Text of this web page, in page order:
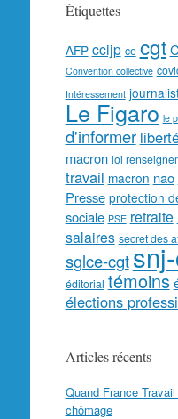
Étiquettes
AFP ccijp ce cgt
Convention collective
Intéressement
Le Figaro le
d'informer
macron loi
travail macron nao
Presse protection
sociale PSE retraite
salaires secret des
sglce-cgt
éditorial témoins
élections
Articles récents
Quand France
chômage